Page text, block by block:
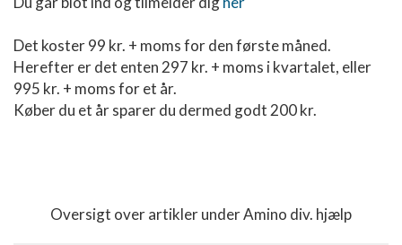
Det koster 99 kr. + moms for den første måned.
Herefter er det enten 297 kr. + moms i kvartalet, eller
995 kr. + moms for et år.
Køber du et år sparer du dermed godt 200 kr.
Oversigt over artikler under Amino div. hjælp